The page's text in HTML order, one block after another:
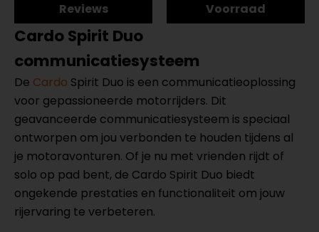
Reviews Voorraad
Cardo Spirit Duo
communicatiesysteem
De Cardo Spirit Duo is een communicatieoplossing
voor gepassioneerde motorrijders. Dit
geavanceerde communicatiesysteem is speciaal
ontworpen om jou verbonden te houden tijdens al
je motoravonturen. Of je nu met vrienden rijdt of
solo op pad bent, de Cardo Spirit Duo biedt
ongekende prestaties en functionaliteit om jouw
rijervaring te verbeteren.